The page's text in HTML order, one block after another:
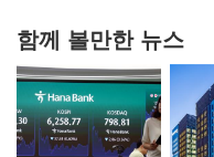
함께 볼만한 뉴스